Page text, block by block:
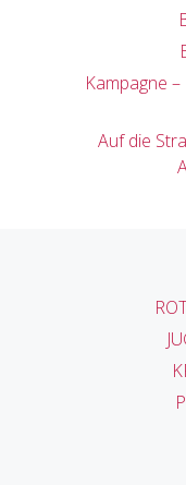
Kampagne
Auf die